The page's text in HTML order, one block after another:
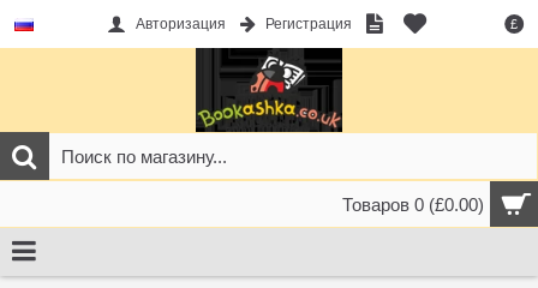
£
Авторизация Регистрация
Товаров 0 (£0.00)